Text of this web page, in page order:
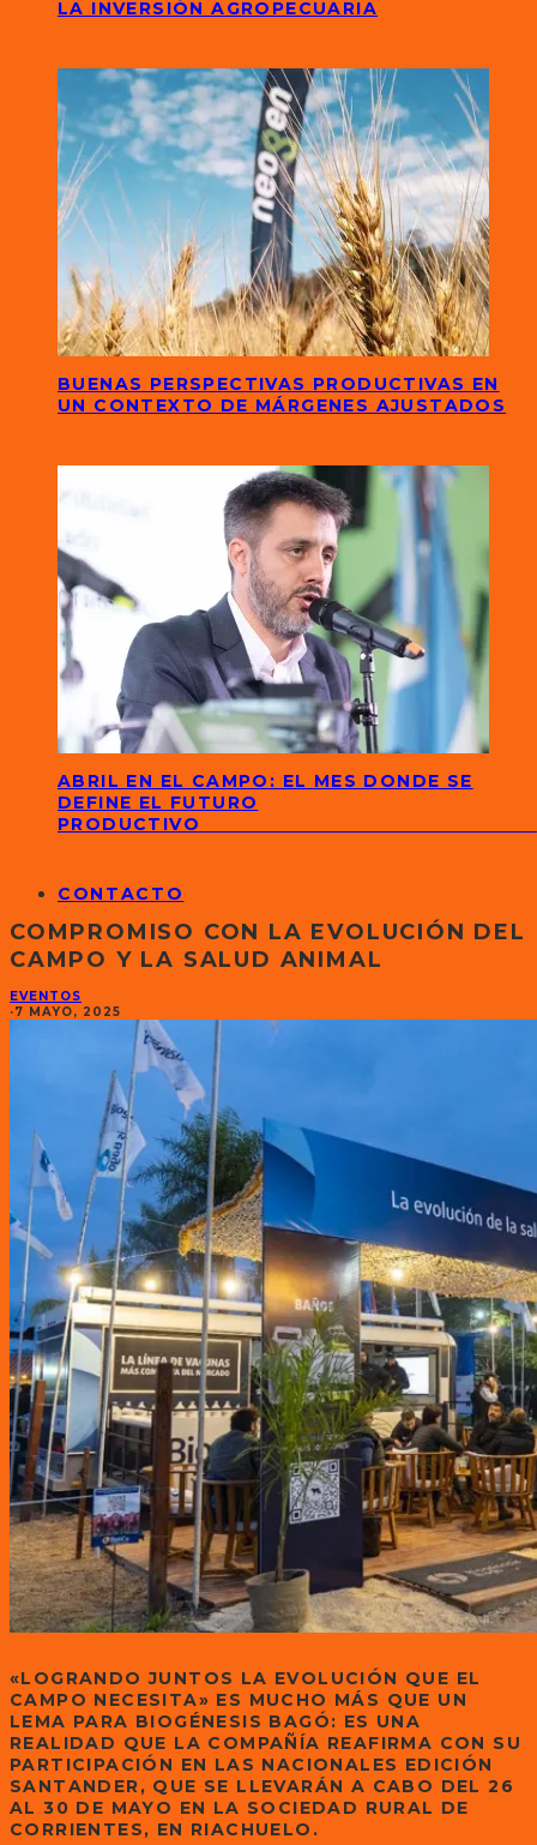
LA INVERSIÓN AGROPECUARIA
BUENAS PERSPECTIVAS PRODUCTIVAS EN
UN CONTEXTO DE MÁRGENES AJUSTADOS
ABRIL EN EL CAMPO: EL MES DONDE SE
DEFINE EL FUTURO
PRODUCTIVO
CONTACTO
COMPROMISO CON LA EVOLUCIÓN DEL
CAMPO Y LA SALUD ANIMAL
EVENTOS
·7 MAYO, 2025
«LOGRANDO JUNTOS LA EVOLUCIÓN QUE EL
CAMPO NECESITA» ES MUCHO MÁS QUE UN
LEMA PARA BIOGÉNESIS BAGÓ: ES UNA
REALIDAD QUE LA COMPAÑÍA REAFIRMA CON SU
PARTICIPACIÓN EN LAS NACIONALES EDICIÓN
SANTANDER, QUE SE LLEVARÁN A CABO DEL 26
AL 30 DE MAYO EN LA SOCIEDAD RURAL DE
CORRIENTES, EN RIACHUELO.